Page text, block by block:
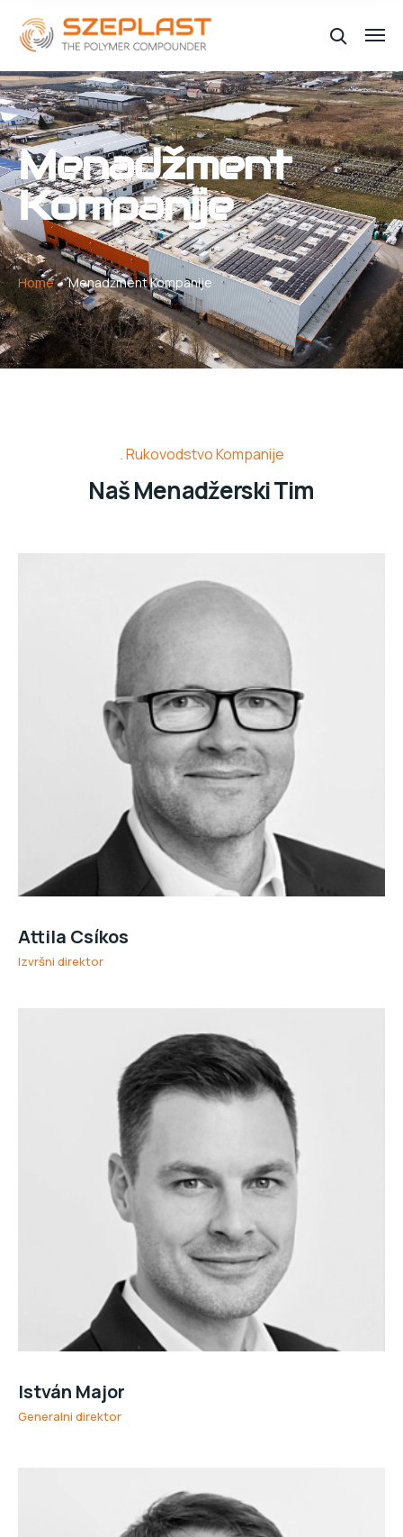
Menadžment
Kompanije
Home Menadžment Kompanije
Rukovodstvo Kompanije
Naš Menadžerski Tim
Attila Csíkos
Izvršni direktor
István Major
Generalni direktor